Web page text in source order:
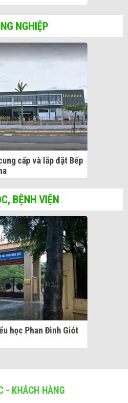
NGHIỆP
cấp và lắp đặt Bếp
BỆNH VIỆN
học Phan Đình Giót
- KHÁCH HÀNG